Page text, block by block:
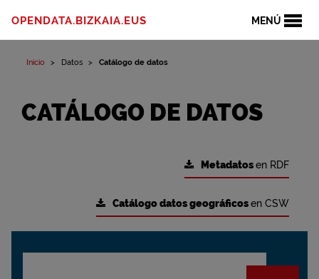
MENÚ
OPENDATA.BIZKAIA.EUS
Inicio Datos Catálogo de datos
CATÁLOGO DE DATOS
Metadatosen RDF
Catálogo datos geográficosen CSW